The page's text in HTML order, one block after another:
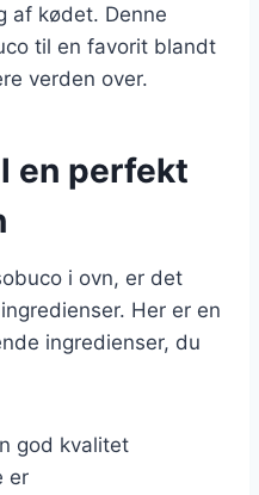
af kødet. Denne
til en favorit blandt
verden over.
en perfekt
i ovn, er det
Her er en
ingredienser, du
god kvalitet
er